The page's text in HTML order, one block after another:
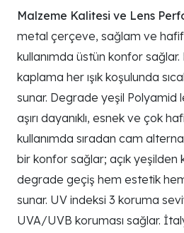
Malzeme Kalitesi ve Lens
metal çerçeve, sağlam ve hafif
kullanımda üstün konfor
kaplama her ışık koşulunda
sunar. Degrade yeşil Polyamid
aşırı dayanıklı, esnek ve çok
kullanımda sıradan cam
bir konfor sağlar; açık yeşilden
degrade geçiş hem estetik
sunar. UV indeksi 3 koruma
UVA/UVB koruması sağlar.